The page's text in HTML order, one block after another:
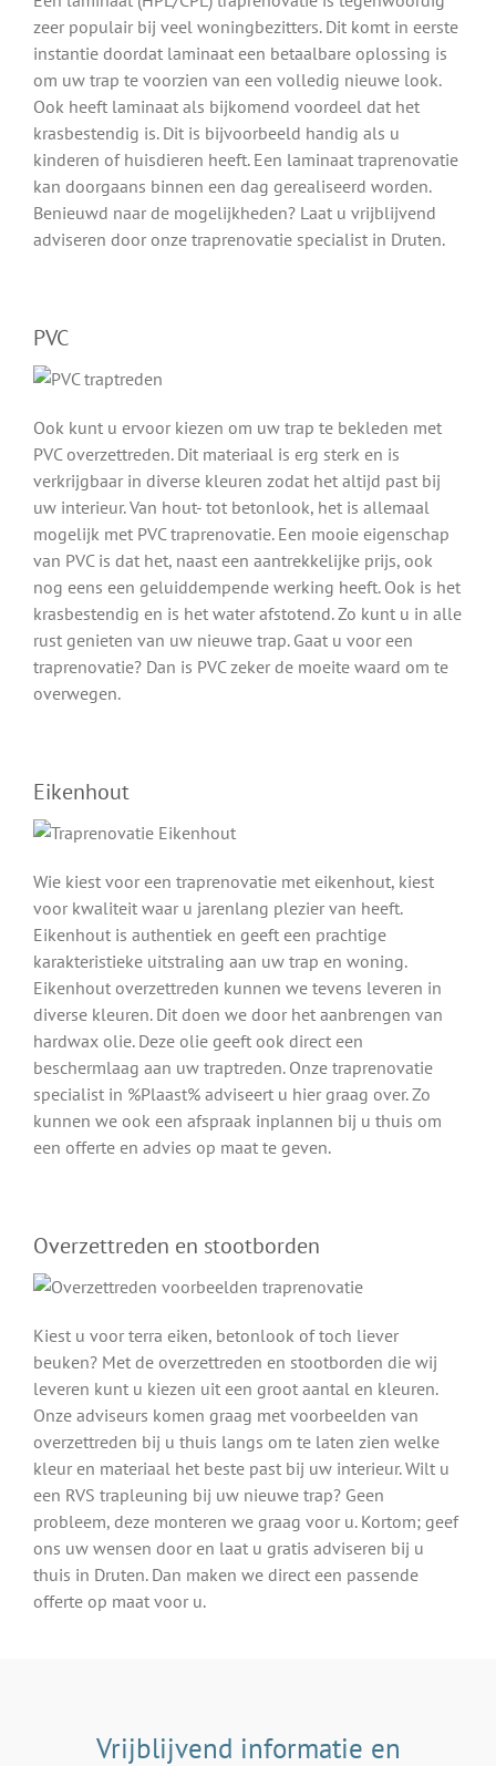
zeer populair bij veel woningbezitters. Dit komt in eerste
instantie doordat laminaat een betaalbare oplossing is
om uw trap te voorzien van een volledig nieuwe look.
Ook heeft laminaat als bijkomend voordeel dat het
krasbestendig is. Dit is bijvoorbeeld handig als u
kinderen of huisdieren heeft. Een laminaat traprenovatie
kan doorgaans binnen een dag gerealiseerd worden.
Benieuwd naar de mogelijkheden? Laat u vrijblijvend
adviseren door onze traprenovatie specialist in Druten.
PVC
Ook kunt u ervoor kiezen om uw trap te bekleden met
PVC overzettreden. Dit materiaal is erg sterk en is
verkrijgbaar in diverse kleuren zodat het altijd past bij
uw interieur. Van hout- tot betonlook, het is allemaal
mogelijk met PVC traprenovatie. Een mooie eigenschap
van PVC is dat het, naast een aantrekkelijke prijs, ook
nog eens een geluiddempende werking heeft. Ook is het
krasbestendig en is het water afstotend. Zo kunt u in alle
rust genieten van uw nieuwe trap. Gaat u voor een
traprenovatie? Dan is PVC zeker de moeite waard om te
overwegen.
Eikenhout
Wie kiest voor een traprenovatie met eikenhout, kiest
voor kwaliteit waar u jarenlang plezier van heeft.
Eikenhout is authentiek en geeft een prachtige
karakteristieke uitstraling aan uw trap en woning.
Eikenhout overzettreden kunnen we tevens leveren in
diverse kleuren. Dit doen we door het aanbrengen van
hardwax olie. Deze olie geeft ook direct een
beschermlaag aan uw traptreden. Onze traprenovatie
specialist in %Plaast% adviseert u hier graag over. Zo
kunnen we ook een afspraak inplannen bij u thuis om
een offerte en advies op maat te geven.
Overzettreden en stootborden
Kiest u voor terra eiken, betonlook of toch liever
beuken? Met de overzettreden en stootborden die wij
leveren kunt u kiezen uit een groot aantal en kleuren.
Onze adviseurs komen graag met voorbeelden van
overzettreden bij u thuis langs om te laten zien welke
kleur en materiaal het beste past bij uw interieur. Wilt u
een RVS trapleuning bij uw nieuwe trap? Geen
probleem, deze monteren we graag voor u. Kortom; geef
ons uw wensen door en laat u gratis adviseren bij u
thuis in Druten. Dan maken we direct een passende
offerte op maat voor u.
Vrijblijvend informatie en